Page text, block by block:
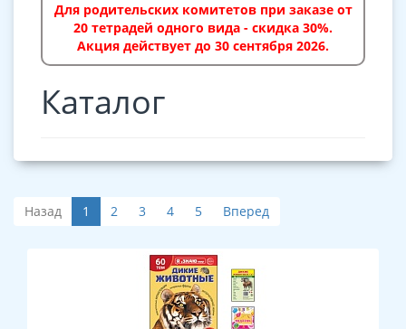
Для родительских комитетов при заказе от
20 тетрадей одного вида - скидка 30%.
Акция действует до 30 сентября 2026.
Каталог
Назад 1 2 3 4 5 Вперед